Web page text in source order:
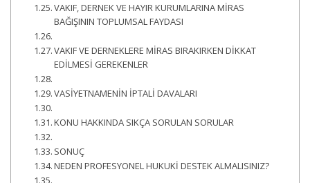
VAKIF, DERNEK VE HAYIR KURUMLARINA MİRAS
BAĞIŞININ TOPLUMSAL FAYDASI
VAKIF VE DERNEKLERE MİRAS BIRAKIRKEN DİKKAT
EDİLMESİ GEREKENLER
VASİYETNAMENİN İPTALİ DAVALARI
KONU HAKKINDA SIKÇA SORULAN SORULAR
SONUÇ
NEDEN PROFESYONEL HUKUKİ DESTEK ALMALISINIZ?